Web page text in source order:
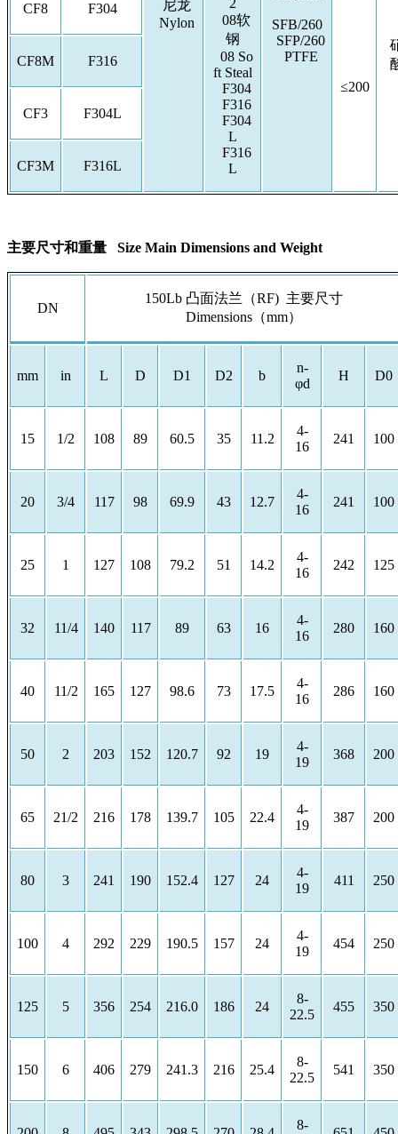
尼龙
Nylon
2
08软
钢
08 So
ft Steal
F304
F316
F304
L
F316
L
SFB/260
SFP/260
PTFE
CF8 F304
≤200
CF8M F316
CF3 F304L
CF3M F316L
主要尺寸和重量 Size Main Dimensions and Weight
DN
150Lb 凸面法兰（RF) 主要尺寸
Dimensions（mm）
mm in L D D1 D2 b
n-
φd
H D0
15 1/2 108 89 60.5 35 11.2
4-
16
241 100
20 3/4 117 98 69.9 43 12.7
4-
16
241 100
25 1 127 108 79.2 51 14.2
4-
16
242 125
32 11/4 140 117 89 63 16
4-
16
280 160
40 11/2 165 127 98.6 73 17.5
4-
16
286 160
50 2 203 152 120.7 92 19
4-
19
368 200
65 21/2 216 178 139.7 105 22.4
4-
19
387 200
80 3 241 190 152.4 127 24
4-
19
411 250
100 4 292 229 190.5 157 24
4-
19
454 250
125 5 356 254 216.0 186 24
8-
22.5
455 350
150 6 406 279 241.3 216 25.4
8-
22.5
541 350
8-